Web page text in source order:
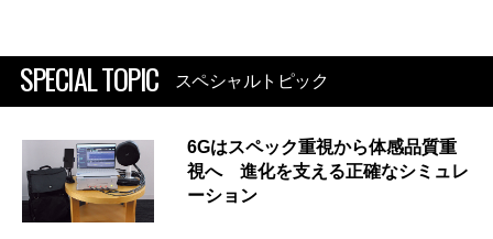
SPECIAL TOPIC スペシャルトピック
6Gはスペック重視から体感品質重
視へ 進化を支える正確なシミュレ
ーション